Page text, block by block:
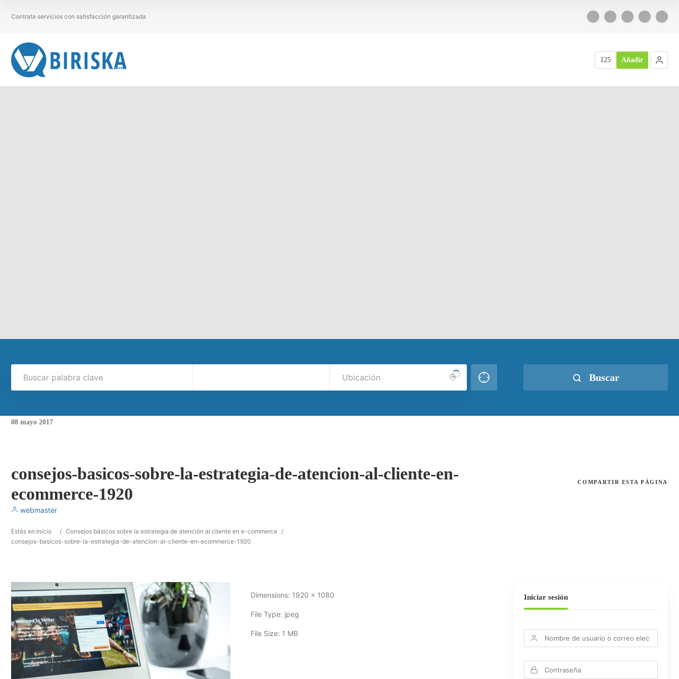
Contrata servicios con satisfacción garantizada
125 Añadir
Buscar
08 mayo 2017
consejos-basicos-sobre-la-estrategia-de-atencion-al-cliente-en-
ecommerce-1920
webmaster
Estás en:Inicio / Consejos básicos sobre la estrategia de atención al cliente en e-commerce /
consejos-basicos-sobre-la-estrategia-de-atencion-al-cliente-en-ecommerce-1920
COMPARTIR ESTA PÁGINA
Dimensions: 1920 x 1080
File Type: jpeg
File Size: 1 MB
Iniciar sesión